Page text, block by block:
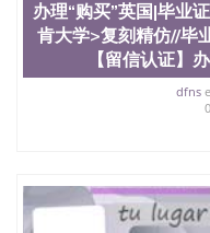
文凭学位qq微信
学学历 绩单购买学位
买澳洲大学毕业证成
业找人做文凭学位qq
昆士兰大学学历成绩
士做文凭/购买澳洲大
凭制作【留信认证】
of Portsmouth
办理“购买”英国|毕业
肯大学>复刻精仿//毕
【留信认证】
dfns